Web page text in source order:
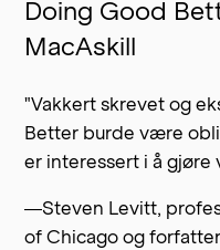
Doing Good
MacAskill
"Vakkert skrevet og
Better burde være
er interessert i å gjøre
—Steven Levitt,
of Chicago og